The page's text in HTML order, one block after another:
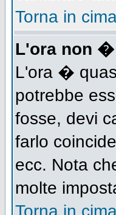
Torna in
L'ora non
L'ora �
potrebbe
fosse, devi
farlo
ecc. Nota
molte
Torna in